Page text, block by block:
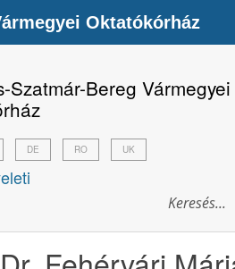
Szatmár-Bereg Vármegyei
DE RO UK
Oktatókórház